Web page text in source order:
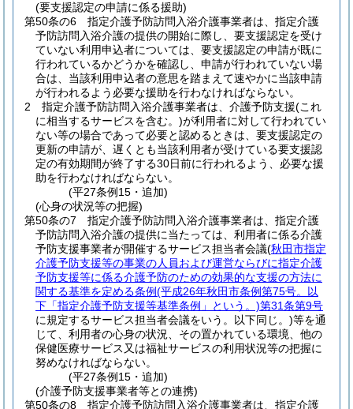
(要支援認定の申請に係る援助)
第50条の6
指定介護予防訪問入浴介護事業者は、指定介護
予防訪問入浴介護の提供の開始に際し、要支援認定を受け
ていない利用申込者については、要支援認定の申請が既に
行われているかどうかを確認し、申請が行われていない場
合は、当該利用申込者の意思を踏まえて速やかに当該申請
が行われるよう必要な援助を行わなければならない。
2
指定介護予防訪問入浴介護事業者は、介護予防支援(これ
に相当するサービスを含む。)が利用者に対して行われてい
ない等の場合であって必要と認めるときは、要支援認定の
更新の申請が、遅くとも当該利用者が受けている要支援認
定の有効期間が終了する30日前に行われるよう、必要な援
助を行わなければならない。
(平27条例15・追加)
(心身の状況等の把握)
第50条の7
指定介護予防訪問入浴介護事業者は、指定介護
予防訪問入浴介護の提供に当たっては、利用者に係る介護
予防支援事業者が開催するサービス担当者会議(秋田市指定
介護予防支援等の事業の人員および運営ならびに指定介護
予防支援等に係る介護予防のための効果的な支援の方法に
関する基準を定める条例(平成26年秋田市条例第75号。以
下「指定介護予防支援等基準条例」という。)第31条第9号
に規定するサービス担当者会議をいう。以下同じ。)等を通
じて、利用者の心身の状況、その置かれている環境、他の
保健医療サービス又は福祉サービスの利用状況等の把握に
努めなければならない。
(平27条例15・追加)
(介護予防支援事業者等との連携)
第50条の8
指定介護予防訪問入浴介護事業者は、指定介護